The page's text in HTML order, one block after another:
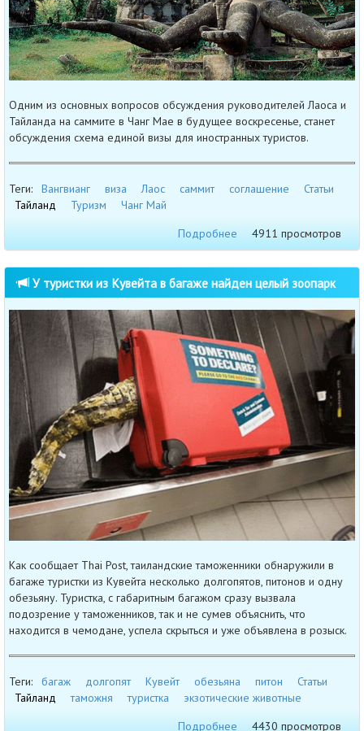
Одним из основных вопросов обсуждения руководителей Лаоса и
Тайланда на саммите в Чанг Мае в будущее воскресенье, станет
обсуждения схема единой визы для иностранных туристов.
Теги: Вангвианг виза Лаос саммит соглашение
Статьи
Тайланд
Туризм
Чанг Май
Подробнее
4911 просмотров
У туристки из Кувейта в багаже найден целый зоопарк
Как сообщает Thai Post, таиландские таможенники обнаружили в
багаже туристки из Кувейта несколько долгопятов, питонов и одну
обезьяну. Туристка, с габаритным багажом сразу вызвала
подозрение у таможенников, так и не сумев объяснить, что
находится в чемодане, успела скрыться и уже объявлена в розыск.
Теги: багаж долгопят Кувейт обезьяна питон
Статьи
Тайланд
таможня туристка
экзотические животные
Подробнее
4430 просмотров